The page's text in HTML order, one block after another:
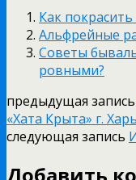
Как
Альфрейные
Советы
ровными?
предыдущая запись
«Хата Крыта» г.
следующая запись